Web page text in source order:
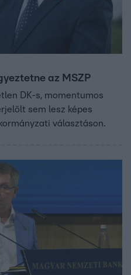
az MSZP
DK-s, momentumos
sem lesz képes
választáson.